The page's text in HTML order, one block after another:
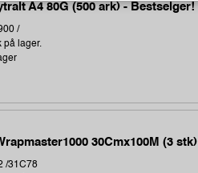
A4 80G (500 ark) - Bestselger!
/
på lager.
30Cmx100M (3 stk)
/31C78